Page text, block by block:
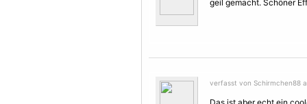
geil gemacht. Schöner
verfasst von Schirmchen88